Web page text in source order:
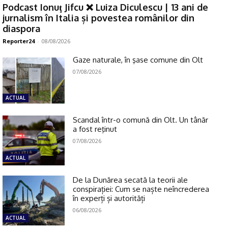
Podcast Ionuţ Jifcu ❌ Luiza Diculescu | 13 ani de
jurnalism în Italia și povestea românilor din
diaspora
Reporter24 - 08/08/2026
ACTUAL
Gaze naturale, în şase comune din Olt
07/08/2026
ACTUAL
Scandal într-o comună din Olt. Un tânăr
a fost reţinut
07/08/2026
ACTUAL
De la Dunărea secată la teorii ale
conspirației: Cum se naște neîncrederea
în experți și autorități
06/08/2026